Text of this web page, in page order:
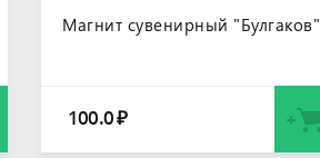
Магнит сувенирный "Булгаков"
100.0₽